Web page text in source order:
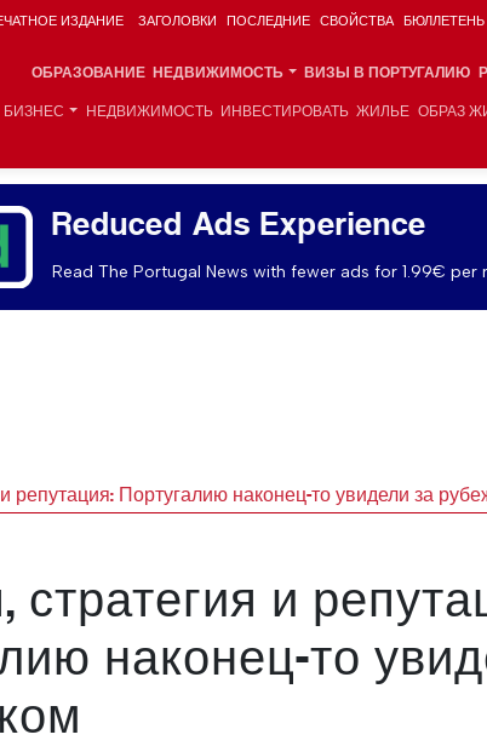
ИЗДАНИЕ ЗАГОЛОВКИ ПОСЛЕДНИЕ СВОЙСТВА БЮЛЛЕТЕНЬ
ОБРАЗОВАНИЕ НЕДВИЖИМОСТЬ ВИЗЫ В ПОРТУГАЛИЮ
БИЗНЕС НЕДВИЖИМОСТЬ ИНВЕСТИРОВАТЬ ЖИЛЬЕ ОБРАЗ
Reduced Ads Experience
Read The Portugal News with fewer ads for 1.99€ per
репутация: Португалию наконец-то увидели за
стратегия и
наконец-то